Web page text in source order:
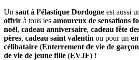
Un saut à l’élastique Dordogne est aussi
offrir à tous les amoureux de sensations
noël, cadeau anniversaire, cadeau fête
pères, cadeau saint valentin ou pour un
célibataire (Enterrement de vie de garçon
de vie de jeune fille (EVJF) !